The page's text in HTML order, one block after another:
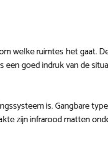
welke ruimtes het gaat.
een goed indruk van de
is. Gangbare
zijn infrarood matten